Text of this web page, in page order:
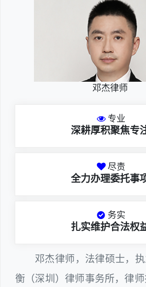
邓杰律师
专业
深耕厚积聚焦专
尽责
全力办理委托事
务实
扎实维护合法权
邓杰律师，法律硕士，
衡（深圳）律师事务所，律